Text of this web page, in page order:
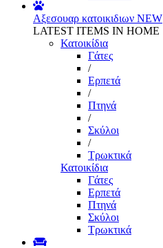
Αξεσουαρ κατοικιδιων NEW
LATEST ITEMS IN HOME
Κατοικίδια
Γάτες
/
Ερπετά
/
Πτηνά
/
Σκύλοι
/
Τρωκτικά
Κατοικίδια
Γάτες
Ερπετά
Πτηνά
Σκύλοι
Τρωκτικά